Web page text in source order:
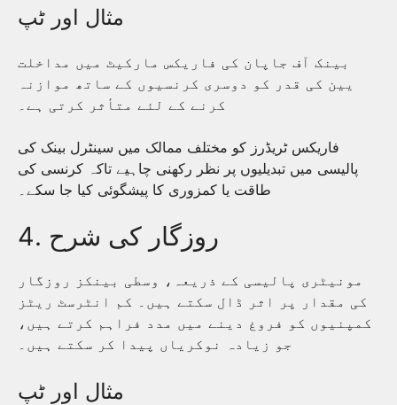
مثال اور ٹپ
بینک آف جاپان کی فاریکس مارکیٹ میں مداخلت
یین کی قدر کو دوسری کرنسیوں کے ساتھ موازنہ
کرنے کے لئے متأثر کرتی ہے۔
فاریکس ٹریڈرز کو مختلف ممالک میں سینٹرل بینک کی
پالیسی میں تبدیلیوں پر نظر رکھنی چاہیے تاکہ کرنسی کی
طاقت یا کمزوری کا پیشگوئی کیا جا سکے۔
4. روزگار کی شرح
مونیٹری پالیسی کے ذریعہ، وسطی بینکز روزگار
کی مقدار پر اثر ڈال سکتے ہیں۔ کم انٹرسٹ ریٹز
کمپنیوں کو فروغ دینے میں مدد فراہم کرتے ہیں،
جو زیادہ نوکریاں پیدا کر سکتے ہیں۔
مثال اور ٹپ